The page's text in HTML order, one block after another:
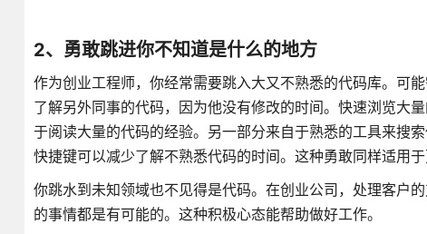
2、勇敢跳进你不知道是什么的地方
作为创业工程师，你经常需要跳入大又不熟悉的代码库。可
了解另外同事的代码，因为他没有修改的时间。快速浏览大
于阅读大量的代码的经验。另一部分来自于熟悉的工具来搜
快捷键可以减少了解不熟悉代码的时间。这种勇敢同样适用
你跳水到未知领域也不见得是代码。在创业公司，处理客户
的事情都是有可能的。这种积极心态能帮助做好工作。